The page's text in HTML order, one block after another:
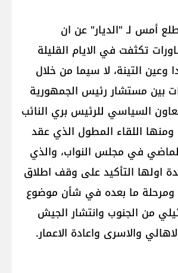
أمس لـ "الديار" عن ان
تكثفت في الايام القليلة
وعين التينة، لا سيما من خلال
بين مستشار رئيس الجمهورية
السياسي للرئيس بري النائب
اللقاء المطول الذي عقد
الماضي في مجلس النواب، والذي
اولها التأكيد على وقف اطلاق
ومرحلة ما بعده في شأن موضوع
من الجنوب وانتشار الجيش
والاسرى واعادة الاعمار.